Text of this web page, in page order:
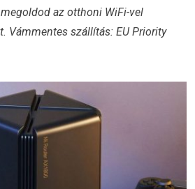
az otthoni WiFi-vel
Vámmentes szállítás: EU Priority